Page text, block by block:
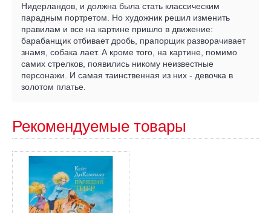
Нидерландов, и должна была стать классическим
парадным портретом. Но художник решил изменить
правилам и все на картине пришло в движение:
барабанщик отбивает дробь, прапорщик разворачивает
знамя, собака лает. А кроме того, на картине, помимо
самих стрелков, появились никому неизвестные
персонажи. И самая таинственная из них - девочка в
золотом платье.
Рекомендуемые товары